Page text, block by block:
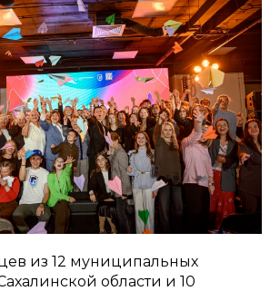
из 12 муниципальных
области и 10